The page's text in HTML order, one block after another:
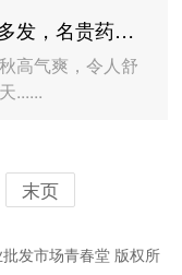
秋天呼吸道疾病多发，名贵药村冬虫夏草价值显现！虫草对肺有奇效！
高气爽，令人舒
......
末页
发市场青春堂 版权所